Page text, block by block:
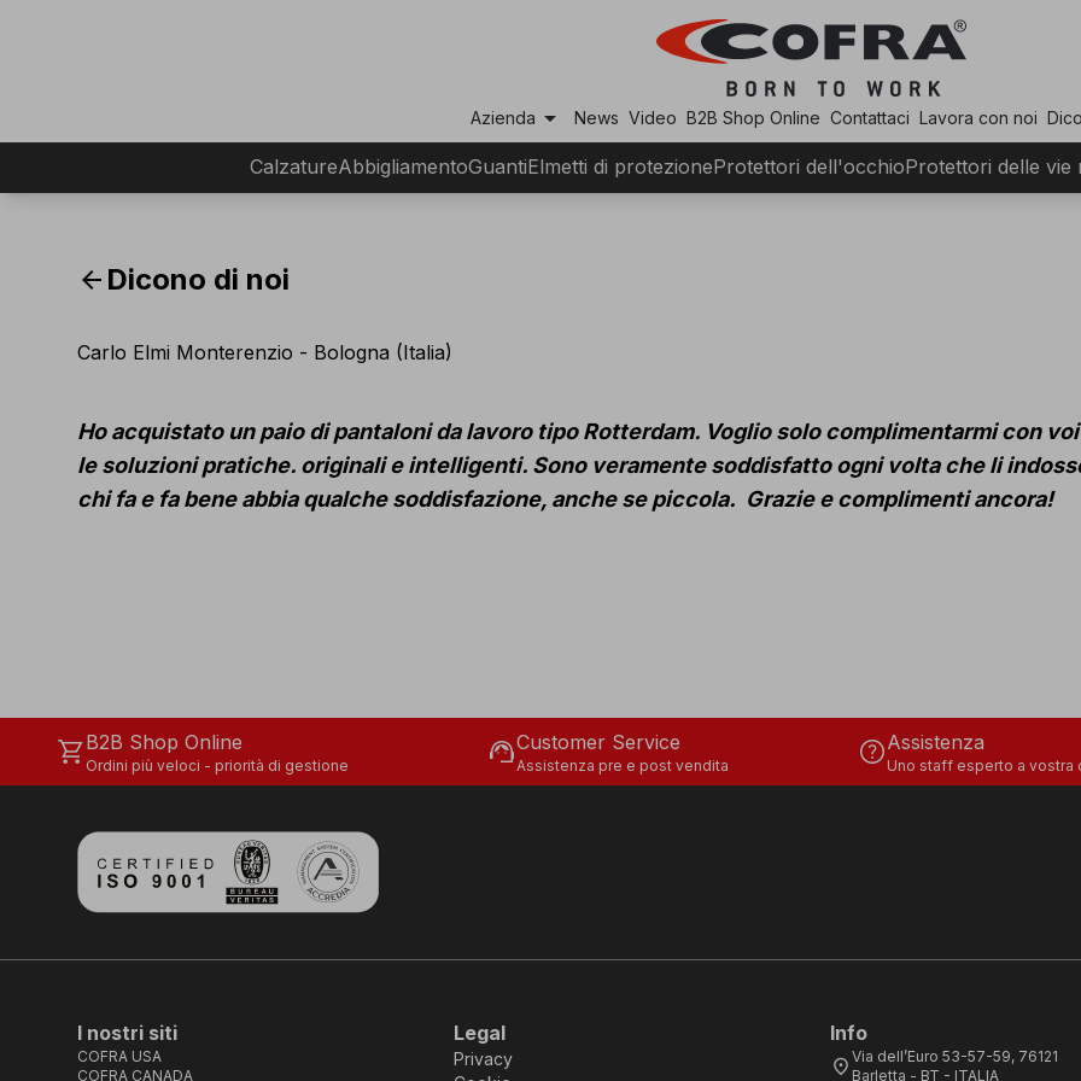
Azienda arrow_drop_down News Video B2B Shop Online Contattaci Lavora con noi
CalzatureAbbigliamentoGuantiElmetti di protezioneProtettori dell'occhioProtettori delle vie
arrow_back Dicono di noi
Carlo Elmi Monterenzio - Bologna (Italia)
Ho acquistato un paio di pantaloni da lavoro tipo Rotterdam. Voglio solocomplimentarmi con
lesoluzioni pratiche. originali e intelligenti. Sono veramente soddisfatto ogni volta che li
chi fae fa bene abbia qualche soddisfazione, anche se piccola. Grazie e complimenti ancora!
shopping_cartB2B Shop Online
Ordini più veloci - priorità di gestione support_agentCustomer Service
Assistenza pre e post vendita helpAssistenza
Uno staff esperto a vostra
I nostri siti
COFRA USA
COFRA CANADA
Legal
Privacy
Info
location_on Via dell’Euro 53-57-59, 76121
Barletta - BT - ITALIA